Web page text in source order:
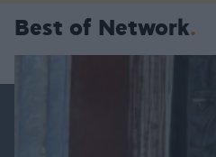
Best of Network